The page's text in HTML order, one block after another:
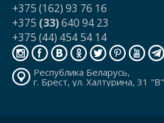
+375 (162) 93 76 16
+375 (33)640 94 23
+375 (44) 454 54 14
Республика Беларусь,
г. Брест, ул. Халтурина, 31 "В"